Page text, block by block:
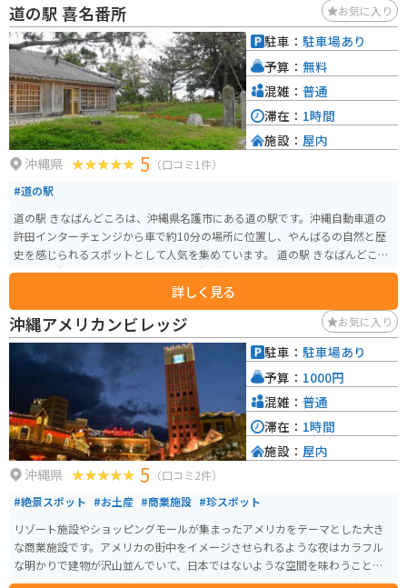
道の駅 喜名番所 お気に入り
沖縄県 5 （口コミ1件）
#道の駅
道の駅 きなばんどころは、沖縄県名護市にある道の駅です。沖縄自動車道の
許田インターチェンジから車で約10分の場所に位置し、やんばるの自然と歴
史を感じられるスポットとして人気を集めています。 道の駅 きなばんどころ
には、沖縄そばやタコライスなどの沖縄グルメが味わえるレストランや、地
元でとれた新鮮な野菜や果物を販売する農産物直売所があります。また、名
護市の特産品であるシークヮーサージュースやちんすこうなども販売されて
います。 バイクで訪れる場合、道の駅 きなばんどころには広い駐車場が完備
されているので安心です。周辺には、沖縄美ら海水族館や古宇利島など、観光
スポットも点在しているので、ツーリングの拠点としてもおすすめです。
詳しく見る
駐車： 駐車場あり
予算： 無料
混雑： 普通
滞在： 1時間
施設： 屋内
沖縄アメリカンビレッジ お気に入り
沖縄県 5 （口コミ2件）
#絶景スポット #お土産 #商業施設 #珍スポット
リゾート施設やショッピングモールが集まったアメリカをテーマとした大き
な商業施設です。アメリカの街中をイメージさせられるような夜はカラフル
な明かりで建物が沢山並んでいて、日本ではないような空間を味わうことが
出来ます。 建物内では海を眺めながらご飯を食べられるお店もあり沖縄に行
駐車： 駐車場あり
予算： 1000円
混雑： 普通
滞在： 1時間
施設： 屋内